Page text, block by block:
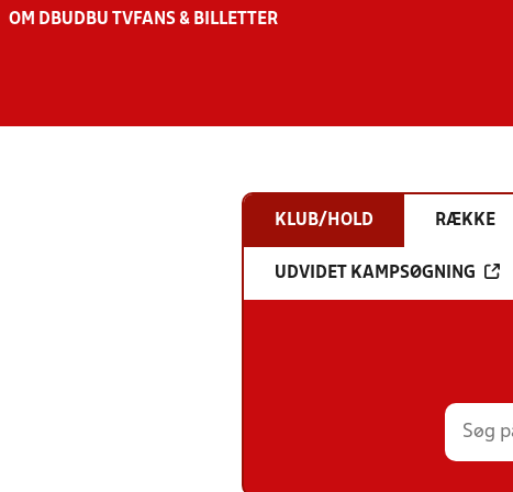
OM DBU DBU TV FANS & BILLETTER
KLUB/HOLD RÆKKE
UDVIDET KAMPSØGNING